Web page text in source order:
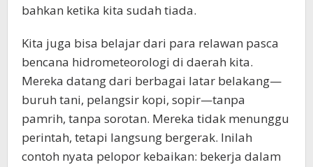
bahkan ketika kita sudah tiada.
Kita juga bisa belajar dari para relawan pasca
bencana hidrometeorologi di daerah kita.
Mereka datang dari berbagai latar belakang—
buruh tani, pelangsir kopi, sopir—tanpa
pamrih, tanpa sorotan. Mereka tidak menunggu
perintah, tetapi langsung bergerak. Inilah
contoh nyata pelopor kebaikan: bekerja dalam